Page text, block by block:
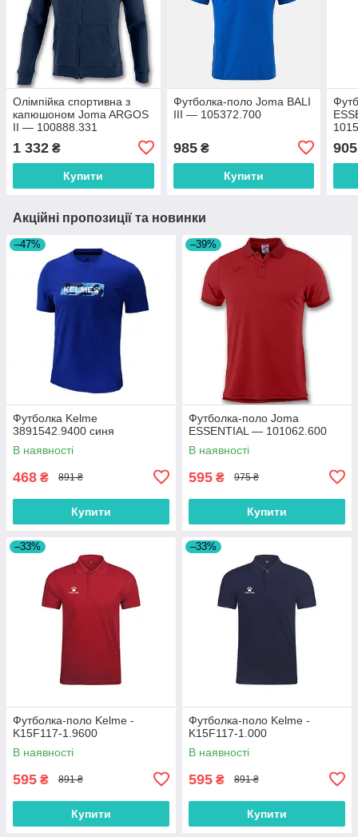
Олімпійка спортивна з
капюшоном Joma ARGOS
II — 100888.331
1 332 ₴
Купити
Футболка-поло Joma BALI
III — 105372.700
985₴
Купити
905
Акційні пропозиції та новинки
–47%
Футболка Kelme
3891542.9400 синя
В наявності
468 ₴ 891 ₴
Купити
–39%
Футболка-поло Joma
ESSENTIAL — 101062.600
В наявності
595 ₴ 975 ₴
Купити
–33%
Футболка-поло Kelme -
K15F117-1.9600
В наявності
595 ₴ 891 ₴
Купити
–33%
Футболка-поло Kelme -
K15F117-1.000
В наявності
595 ₴ 891 ₴
Купити